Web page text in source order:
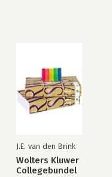
J.E. van den Brink
Wolters Kluwer
Collegebundel